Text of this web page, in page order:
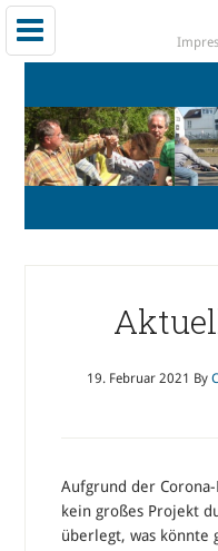
19. Februar 2021 By
Aufgrund der
kein großes Projekt
überlegt, was könnte